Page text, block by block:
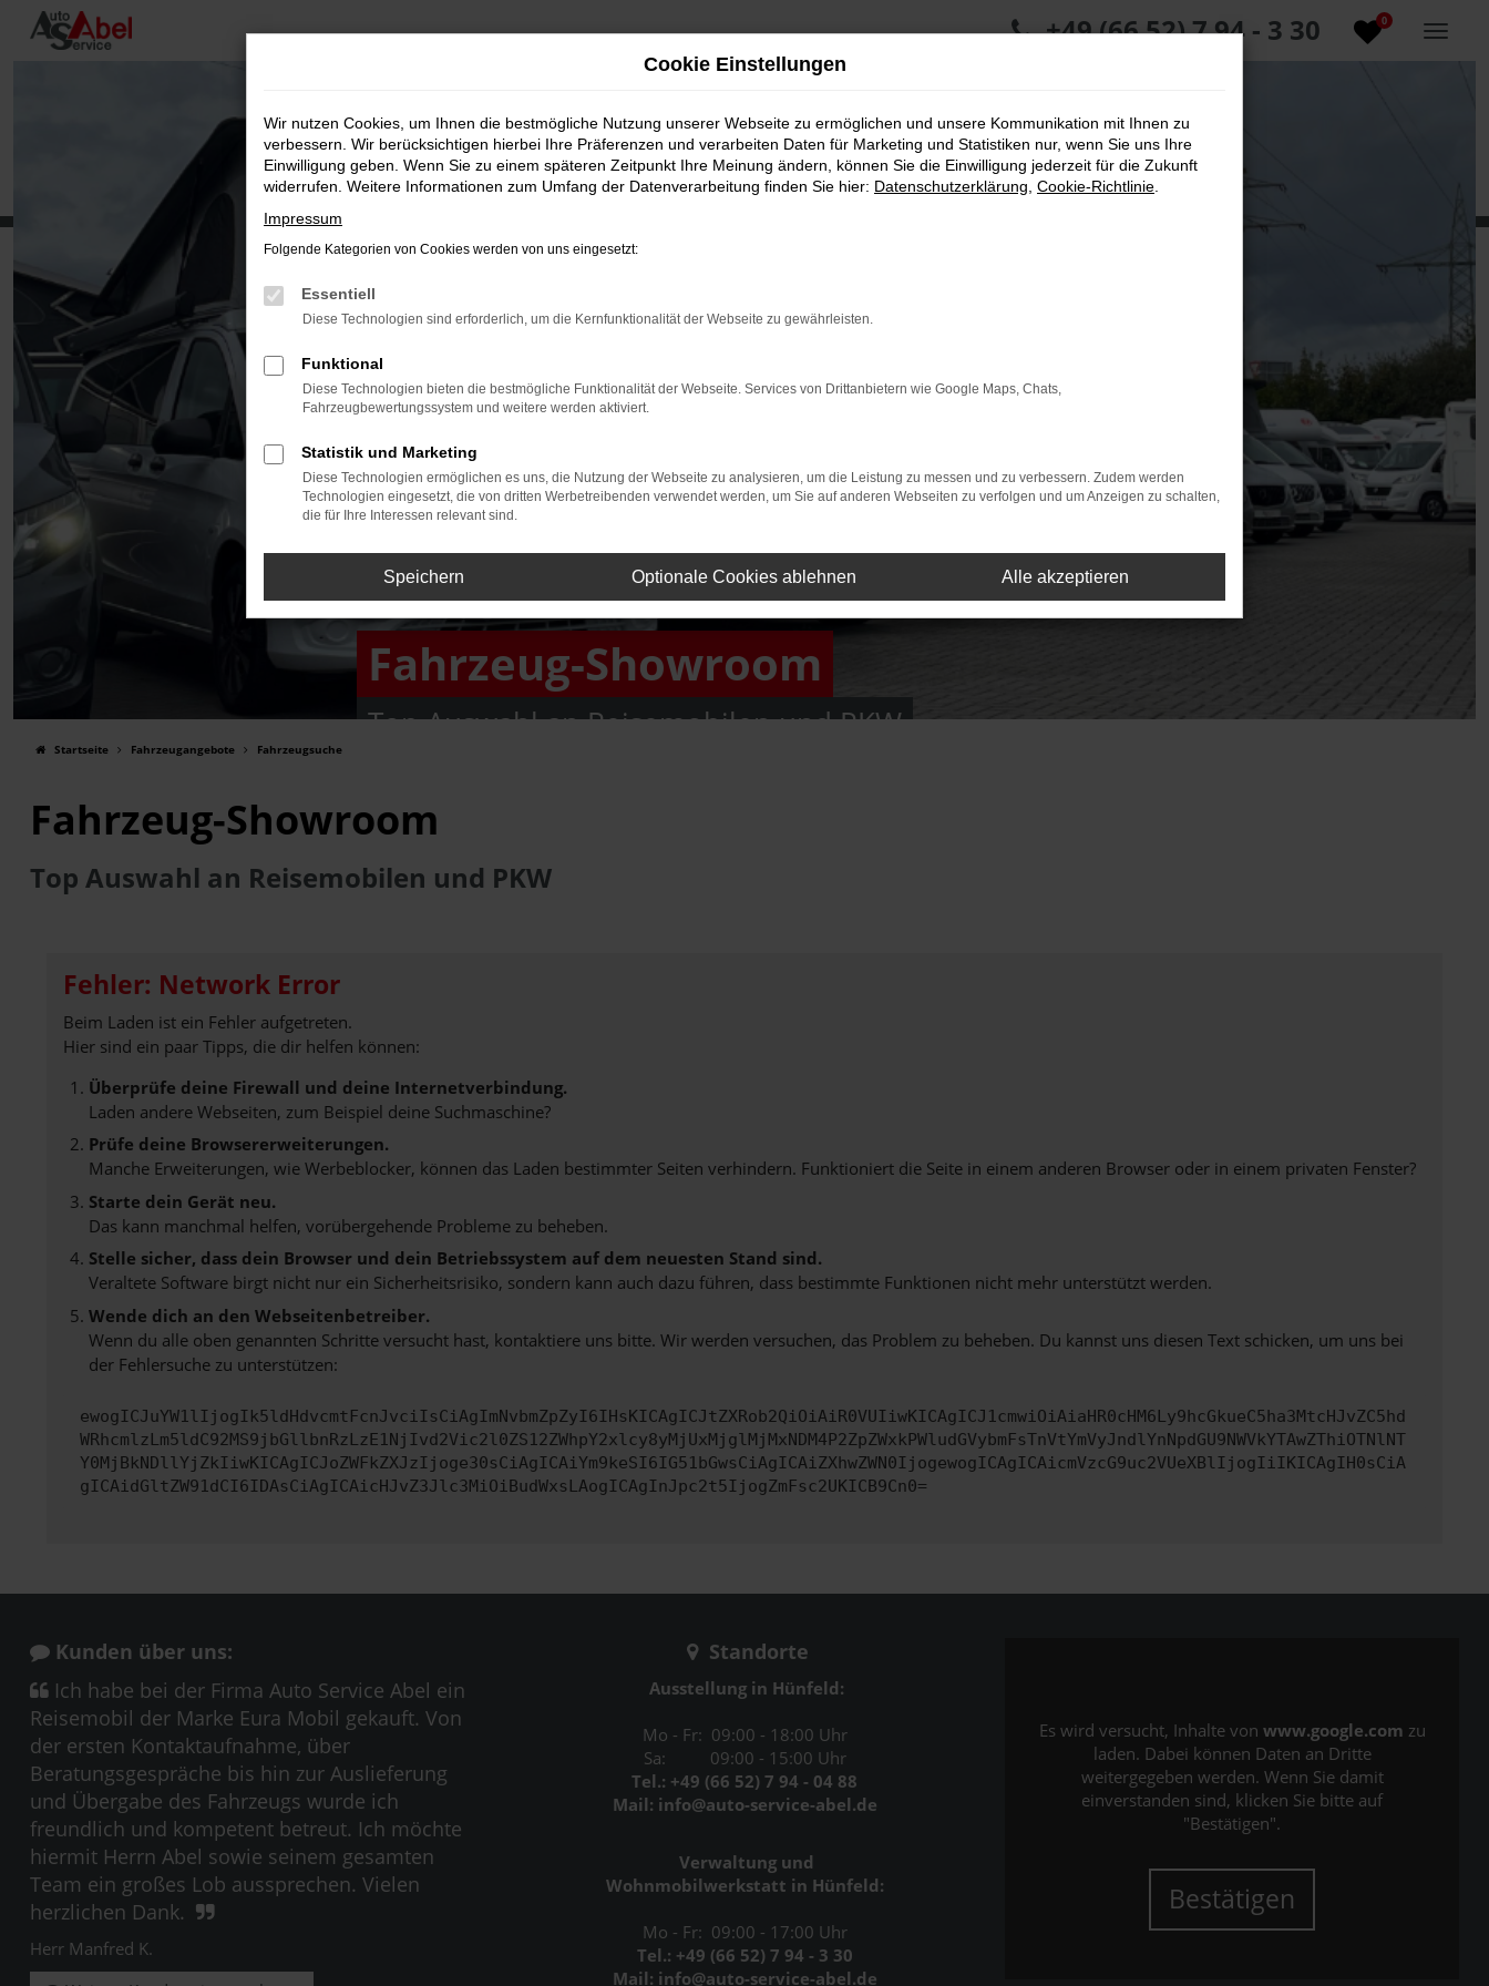
Zum
Hauptinhalt
0
+49 (66 52) 7 94 - 3 30
Fahrzeug-Showroom
Top Auswahl an Reisemobilen und PKW
Startseite Fahrzeugangebote Fahrzeugsuche
Fahrzeug-Showroom
Top Auswahl an Reisemobilen und PKW
Fehler: Network Error
Beim Laden ist ein Fehler aufgetreten.
Hier sind ein paar Tipps, die dir helfen können:
Überprüfe deine Firewall und deine Internetverbindung.
Laden andere Webseiten, zum Beispiel deine Suchmaschine?
Prüfe deine Browsererweiterungen.
Manche Erweiterungen, wie Werbeblocker, können das Laden bestimmter Seiten verhindern. Funktioniert die Seite in einem anderen Browser oder in einem privaten Fenster?
Starte dein Gerät neu.
Das kann manchmal helfen, vorübergehende Probleme zu beheben.
Stelle sicher, dass dein Browser und dein Betriebssystem auf dem neuesten Stand sind.
Veraltete Software birgt nicht nur ein Sicherheitsrisiko, sondern kann auch dazu führen, dass bestimmte Funktionen nicht mehr unterstützt werden.
Wende dich an den Webseitenbetreiber.
Wenn du alle oben genannten Schritte versucht hast, kontaktiere uns bitte. Wir werden versuchen, das Problem zu beheben. Du kannst uns diesen Text schicken, um uns bei
der Fehlersuche zu unterstützen:
ewogICJuYW1lIjogIk5ldHdvcmtFcnJvciIsCiAgImNvbmZpZyI6IHsKICAgICJtZXRob2QiOiAiR0VUIiwKICAgICJ1cmwiOiAiaHR0cHM6Ly9hcGkueC5ha3MtcHJvZC5hd
WRhcmlzLm5ldC92MS9jbGllbnRzLzE1NjIvd2Vic2l0ZS12ZWhpY2xlcy8yMjUxMjglMjMxNDM4P2ZpZWxkPWludGVybmFsTnVtYmVyJndlYnNpdGU9NWVkYTAwZThiOTNlNT
Y0MjBkNDllYjZkIiwKICAgICJoZWFkZXJzIjoge30sCiAgICAiYm9keSI6IG51bGwsCiAgICAiZXhwZWN0IjogewogICAgICAicmVzcG9uc2VUeXBlIjogIiIKICAgIH0sCiA
gICAidGltZW91dCI6IDAsCiAgICAicHJvZ3Jlc3MiOiBudWxsLAogICAgInJpc2t5IjogZmFsc2UKICB9Cn0=
Kunden über uns:
Ich habe bei der Firma Auto Service Abel ein
Reisemobil der Marke Eura Mobil gekauft. Von
der ersten Kontaktaufnahme, über
Beratungsgespräche bis hin zur Auslieferung
und Übergabe des Fahrzeugs wurde ich
freundlich und kompetent betreut. Ich möchte
hiermit Herrn Abel sowie seinem gesamten
Team ein großes Lob aussprechen. Vielen
herzlichen Dank.
Herr Manfred K.
Standorte
Ausstellung in Hünfeld:
Mo - Fr: 09:00 - 18:00 Uhr
Sa: 09:00 - 15:00 Uhr
Tel.: +49 (66 52) 7 94 - 04 88
Mail: info@auto-service-abel.de
Verwaltung und
Wohnmobilwerkstatt in Hünfeld:
Mo - Fr: 09:00 - 17:00 Uhr
Tel.: +49 (66 52) 7 94 - 3 30
Mail: info@auto-service-abel.de
Es wird versucht, Inhalte von www.google.com zu
laden. Dabei können Daten an Dritte
weitergegeben werden. Wenn Sie damit
einverstanden sind, klicken Sie bitte auf
"Bestätigen".
Bestätigen
Cookie Einstellungen
Wir nutzen Cookies, um Ihnen die bestmögliche Nutzung unserer Webseite zu ermöglichen und unsere Kommunikation mit Ihnen zu
verbessern. Wir berücksichtigen hierbei Ihre Präferenzen und verarbeiten Daten für Marketing und Statistiken nur, wenn Sie uns Ihre
Einwilligung geben. Wenn Sie zu einem späteren Zeitpunkt Ihre Meinung ändern, können Sie die Einwilligung jederzeit für die Zukunft
widerrufen. Weitere Informationen zum Umfang der Datenverarbeitung finden Sie hier: Datenschutzerklärung Cookie-Richtlinie
Impressum
Folgende Kategorien von Cookies werden von uns eingesetzt:
Essentiell
Diese Technologien sind erforderlich, um die Kernfunktionalität der Webseite zu gewährleisten.
Funktional
Diese Technologien bieten die bestmögliche Funktionalität der Webseite. Services von Drittanbietern wie Google Maps, Chats,
Fahrzeugbewertungssystem und weitere werden aktiviert.
Statistik und Marketing
Diese Technologien ermöglichen es uns, die Nutzung der Webseite zu analysieren, um die Leistung zu messen und zu verbessern. Zudem werden
Technologien eingesetzt, die von dritten Werbetreibenden verwendet werden, um Sie auf anderen Webseiten zu verfolgen und um Anzeigen zu schalten,
die für Ihre Interessen relevant sind.
Speichern Optionale Cookies ablehnen Alle akzeptieren